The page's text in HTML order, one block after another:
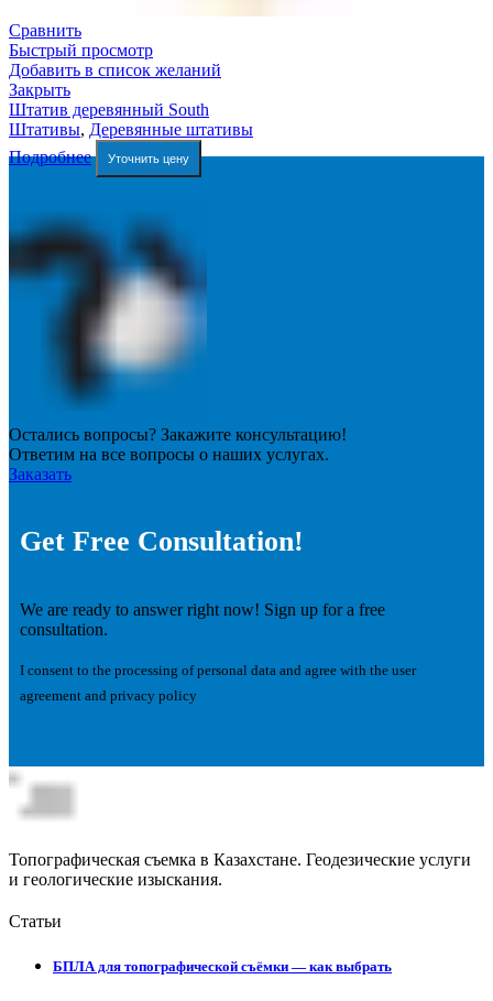
Сравнить
Быстрый просмотр
Добавить в список желаний
Закрыть
Штатив деревянный South
Штативы, Деревянные штативы
Подробнее
Уточнить цену
Остались вопросы? Закажите консультацию!
Ответим на все вопросы о наших услугах.
Заказать
Get Free Consultation!
We are ready to answer right now! Sign up for a free
consultation.
I consent to the processing of personal data and agree with the user
agreement and privacy policy
Топографическая съемка в Казахстане. Геодезические услуги
и геологические изыскания.
Статьи
БПЛА для топографической съёмки — как выбрать